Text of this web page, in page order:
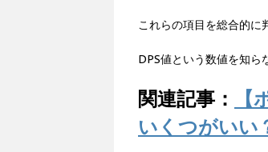
これらの項目を総合的に
DPS値という数値を知ら
関連記事：
いくつがいい